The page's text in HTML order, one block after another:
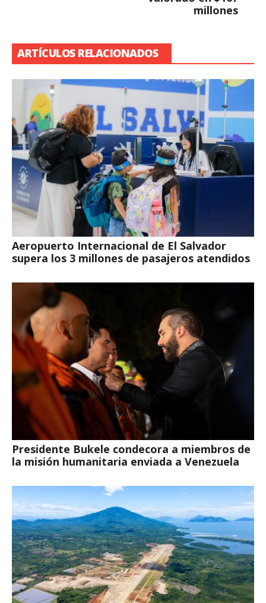
millones
ARTÍCULOS RELACIONADOS
Aeropuerto Internacional de El Salvador
supera los 3 millones de pasajeros atendidos
Presidente Bukele condecora a miembros de
la misión humanitaria enviada a Venezuela